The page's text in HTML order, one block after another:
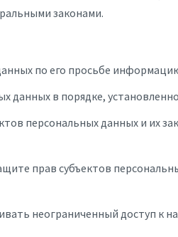
законами.
по его просьбе
данных в порядке,
персональных данных и их
прав субъектов
неограниченный доступ к